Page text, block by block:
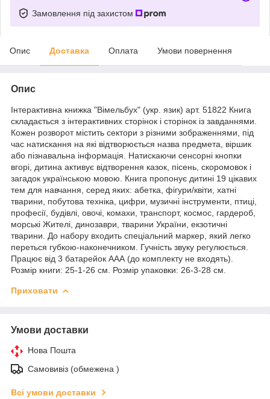
Замовлення під захистом
Опис Доставка Оплата Умови повернення
Опис
Інтерактивна книжка "Вімельбух" (укр. язик) арт. 51822 Книга
складається з інтерактивних сторінок і сторінок із завданнями.
Кожен розворот містить сектори з різними зображеннями, під
час натискання на які відтворюється назва предмета, віршик
або пізнавальна інформація. Натискаючи сенсорні кнопки
вгорі, дитина активує відтворення казок, пісень, скоромовок і
загадок українською мовою. Книга пропонує дитині 19 цікавих
тем для навчання, серед яких: абетка, фігури/квіти, хатні
тварини, побутова техніка, цифри, музичні інструменти, птиці,
професії, будівлі, овочі, комахи, транспорт, космос, гардероб,
морські Жителі, динозаври, тварини України, екзотичні
тварини. До набору входить спеціальний маркер, який легко
переться губкою-наконечником. Гучність звуку регулюється.
Працює від 3 батарейок AАА (до комплекту не входять).
Розмір книги: 25-1-26 см. Розмір упаковки: 26-3-28 см.
Приховати
Умови доставки
Нова Пошта
Самовивіз (обмежена )
Всі умови доставки